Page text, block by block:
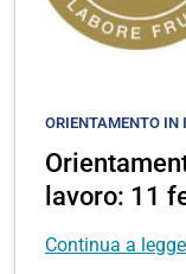
ORIENTAMENTO IN
lavoro: 11
Continua a